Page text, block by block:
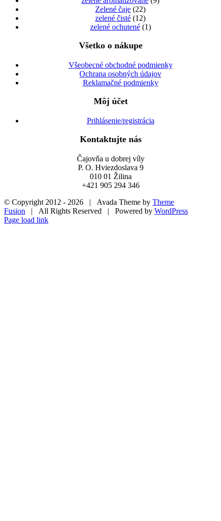
Zelené čaje (22)
zelené čisté (12)
zelené ochutené (1)
Všetko o nákupe
Všeobecné obchodné podmienky
Ochrana osobných údajov
Reklamačné podmienky
Môj účet
Prihlásenie/registrácia
Kontaktujte nás
Čajovňa u dobrej víly
P. O. Hviezdoslava 9
010 01 Žilina
+421 905 294 346
© Copyright 2012 - 2026 | Avada Theme by Theme
Fusion | All Rights Reserved | Powered by WordPress
Facebook
X
Instagram
Page load link